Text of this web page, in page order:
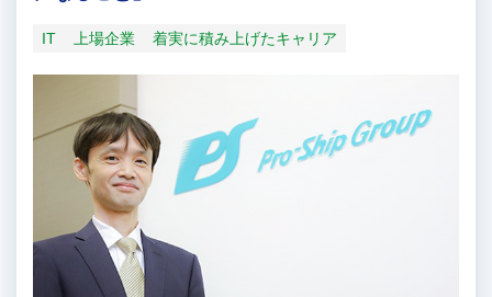
IT 上場企業 着実に積み上げたキャリア